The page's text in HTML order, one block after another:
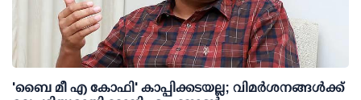
'ബൈ മീ എ കോഫി' കാപ്പിക്കടയല്ല; വിമര്‍ശനങ്ങള്‍ക്ക്